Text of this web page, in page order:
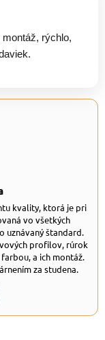
rýchlo,
kvality, ktorá je pri
vo všetkých
uznávaný štandard.
profilov, rúrok
a ich montáž.
za studena.